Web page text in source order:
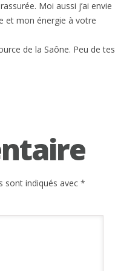
Moi aussi j’ai envie
et mon énergie à votre
de la Saône. Peu de tes
sont indiqués avec *